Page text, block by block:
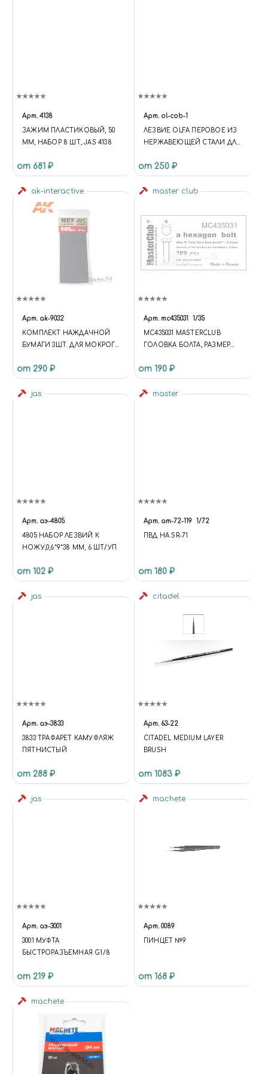
Арт. 4138
ЗАЖИМ ПЛАСТИКОВЫЙ, 50
ММ, НАБОР 8 ШТ, JAS 4138
от 681 ₽
Арт. ol-cob-1
ЛЕЗВИЕ OLFA ПЕРОВОЕ ИЗ
НЕРЖАВЕЮЩЕЙ СТАЛИ ДЛЯ
от 250 ₽
ak-interactive
Арт. ak-9032
КОМПЛЕКТ НАЖДАЧНОЙ
БУМАГИ 3ШТ. ДЛЯ МОКРОГО
от 290 ₽
master club
Арт. mc435031 1/35
MC435031 MASTERCLUB
ГОЛОВКА БОЛТА, РАЗМЕР
ОТВЕРСТИЯ ДЛЯ МОНТАЖА
0,3 ММ (200 ШТ.)
от 190 ₽
jas
Арт. аэ-4805
4805 НАБОР ЛЕЗВИЙ К
НОЖУ,0,6*9*38 ММ, 6 ШТ/УП
от 102 ₽
master
Арт. am-72-119 1/72
ПВД НА SR-71
от 180 ₽
jas
Арт. аэ-3833
3833 ТРАФАРЕТ КАМУФЛЯЖ
ПЯТНИСТЫЙ
от 288 ₽
citadel
Арт. 63-22
CITADEL MEDIUM LAYER
BRUSH
от 1083 ₽
jas
Арт. аэ-3001
3001 МУФТА
БЫСТРОРАЗЪЕМНАЯ G1/8
от 219 ₽
machete
Арт. 0089
ПИНЦЕТ №9
от 168 ₽
machete